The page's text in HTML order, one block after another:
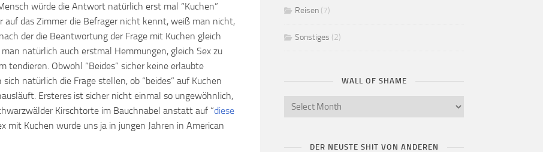
würde die Antwort natürlich erst mal “Kuchen”
auf das Zimmer die Befrager nicht kennt, weiß man nicht,
der die Beantwortung der Frage mit Kuchen gleich
natürlich auch erstmal Hemmungen, gleich Sex zu
tendieren. Obwohl “Beides” sicher keine erlaubte
natürlich die Frage stellen, ob “beides” auf Kuchen
Ersteres ist sicher nicht einmal so ungewöhnlich,
Kirschtorte im Bauchnabel anstatt auf “diese
mit Kuchen wurde uns ja in jungen Jahren in American
Reisen (7)
Sonstiges (2)
WALL OF SHAME
DER NEUSTE SHIT VON ANDEREN